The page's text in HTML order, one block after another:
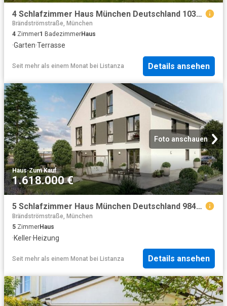
4 Schlafzimmer Haus München Deutschland 103841090
Brändströmstraße, München
4 Zimmer1 BadezimmerHaus
·Garten·Terrasse
Seit mehr als einem Monat bei Listanza Details ansehen
Foto anschauen
Haus·Zum Kauf
1.618.000 €
5 Schlafzimmer Haus München Deutschland 98464479
Brändströmstraße, München
5 ZimmerHaus
·Keller·Heizung
Seit mehr als einem Monat bei Listanza Details ansehen